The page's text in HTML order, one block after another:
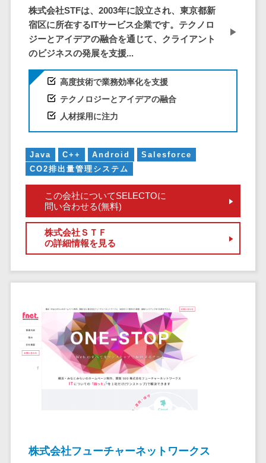
歯科予約システム>
リハビリ管理システム>
医薬品在庫管理システム>
電子薬歴システム>
不動産業界向け
不動産管理サービス>
不動産ホームページ制作>
入居者管理アプリ>
用地管理システム>
業界・業種特化型
保険代理店システム>
施工管理アプリ>
報告書作成ツール>
フィールド業務支援サービス>
モバイルオーダーシステム>
ホテル管理システム>
人材紹介システム>
クローニング
ツール
データセンタ
クラウドバッ
クアップ
IoTプラットフ
ォーム
ル
SaaS管理ツー
モバイルデバ
サーバー・ネ
設備監視シス
テム
ID管理システ
ム
システム連携
（iPaaS）
キッティング
株式会社STFは、2003年に設立され、東京都新
宿区に所在するITサービス企業です。テクノロ
ジーとアイデアの融合を通じて、クライアント
のビジネスの発展を支援...
高度技術で業務効率化を支援
テクノロジーとアイデアの融合
人材採用に注力
Java C++ Android
Salesforce
CO2排出量管理システム
この会社についてSELECTOに
問い合わせる(無料)
株式会社ＳＴＦ
の詳細情報を見る
株式会社フューチャーネットワークス